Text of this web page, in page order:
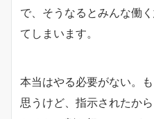
で、そうなるとみんな働
てしまいます。
本当はやる必要がない。
思うけど、指示されたか